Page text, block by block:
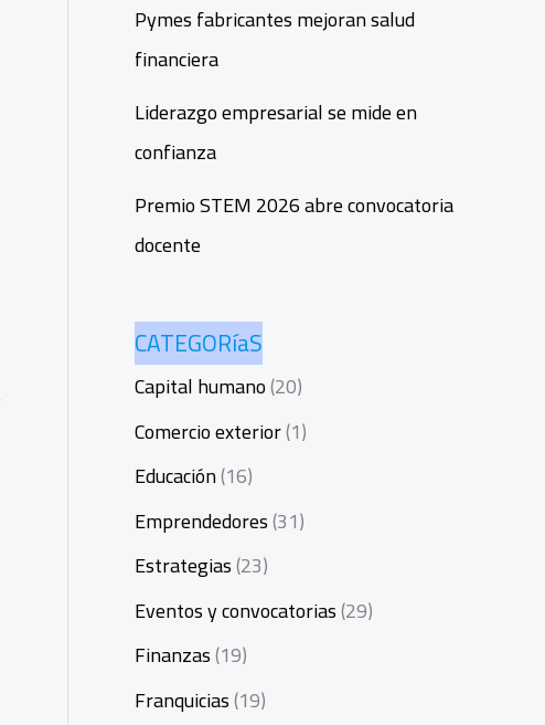
Pymes fabricantes mejoran salud
financiera
Liderazgo empresarial se mide en
confianza
Premio STEM 2026 abre convocatoria
docente
CATEGORíaS
Capital humano(20)
Comercio exterior(1)
Educación(16)
Emprendedores(31)
Estrategias(23)
Eventos y convocatorias(29)
Finanzas(19)
Franquicias(19)